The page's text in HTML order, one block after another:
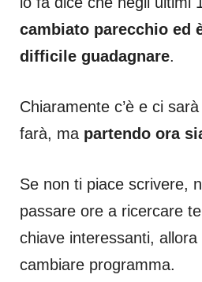
cambiato parecchio ed
difficile guadagnare.
Chiaramente c’è e ci
farà, ma partendo ora
Se non ti piace scrivere,
passare ore a ricercare
chiave interessanti, allora
cambiare programma.